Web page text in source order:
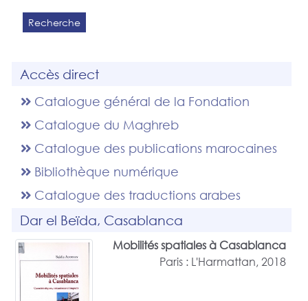
Recherche
Accès direct
Catalogue général de la Fondation
Catalogue du Maghreb
Catalogue des publications marocaines
Bibliothèque numérique
Catalogue des traductions arabes
Dar el Beïda, Casablanca
Mobilités spatiales à Casablanca
Paris : L'Harmattan, 2018